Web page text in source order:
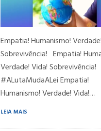
Empatia! Humanismo!
Sobrevivência! Empatia!
Verdade! Vida! Sobrevivência!
#ALutaMudaALei Empatia!
Humanismo! Verdade! Vida!…
LEIA MAIS